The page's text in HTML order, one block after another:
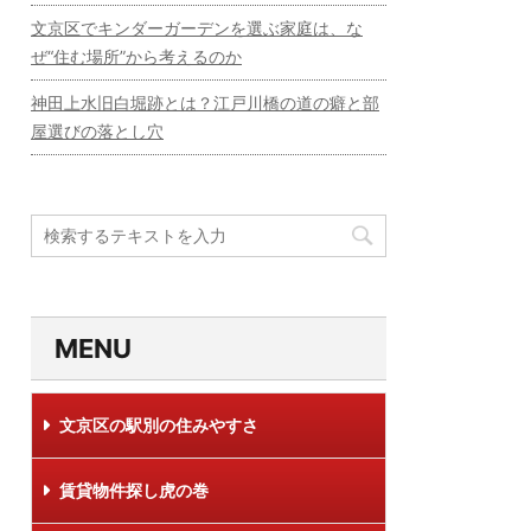
文京区でキンダーガーデンを選ぶ家庭は、な
ぜ“住む場所”から考えるのか
神田上水旧白堀跡とは？江戸川橋の道の癖と部
屋選びの落とし穴
MENU
文京区の駅別の住みやすさ
賃貸物件探し虎の巻